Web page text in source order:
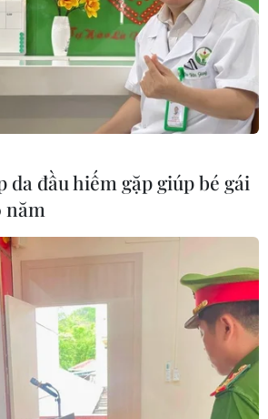
da đầu hiếm gặp giúp bé gái
năm